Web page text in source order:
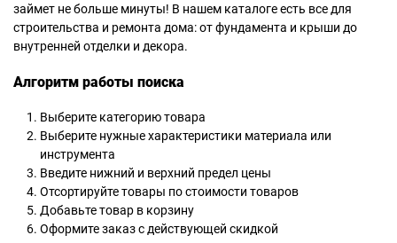
займет не больше минуты! В нашем каталоге есть все для
строительства и ремонта дома: от фундамента и крыши до
внутренней отделки и декора.
Алгоритм работы поиска
Выберите категорию товара
Выберите нужные характеристики материала или
инструмента
Введите нижний и верхний предел цены
Отсортируйте товары по стоимости товаров
Добавьте товар в корзину
Оформите заказ с действующей скидкой